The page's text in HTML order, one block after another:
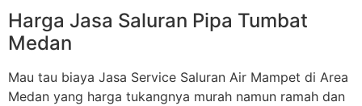
Harga Jasa Saluran Pipa Tumbat
Medan
Mau tau biaya Jasa Service Saluran Air Mampet di Area
Medan yang harga tukangnya murah namun ramah dan